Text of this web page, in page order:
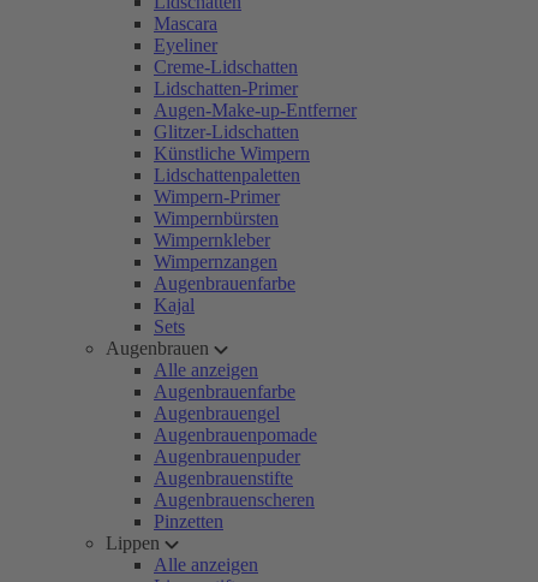
Mascara
Eyeliner
Creme-Lidschatten
Lidschatten-Primer
Augen-Make-up-Entferner
Glitzer-Lidschatten
Künstliche Wimpern
Lidschattenpaletten
Wimpern-Primer
Wimpernbürsten
Wimpernkleber
Wimpernzangen
Augenbrauenfarbe
Kajal
Sets
Augenbrauen
Alle anzeigen
Augenbrauenfarbe
Augenbrauengel
Augenbrauenpomade
Augenbrauenpuder
Augenbrauenstifte
Augenbrauenscheren
Pinzetten
Lippen
Alle anzeigen